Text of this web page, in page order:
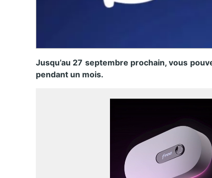
Jusqu’au 27 septembre prochain, vous
pendant un mois.